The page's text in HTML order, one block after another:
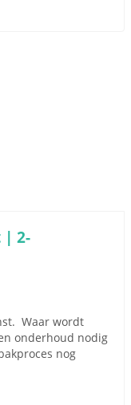
| 2-
Waar wordt
onderhoud nodig
nog